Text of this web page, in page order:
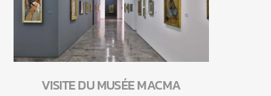
VISITE DU MUSÉE MACMA